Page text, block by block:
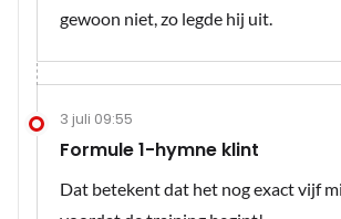
gewoon niet, zo legde hij uit.
3 juli 09:55
Formule 1-hymne klint
Dat betekent dat het nog exact vijf